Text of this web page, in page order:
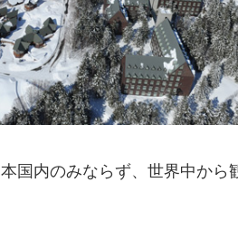
国内のみならず、世界中から